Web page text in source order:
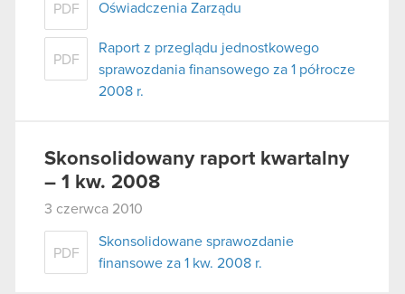
PDF Oświadczenia Zarządu
PDF
Raport z przeglądu jednostkowego
sprawozdania finansowego za 1 półrocze
2008 r.
Skonsolidowany raport kwartalny
– 1 kw. 2008
3 czerwca 2010
PDF
Skonsolidowane sprawozdanie
finansowe za 1 kw. 2008 r.